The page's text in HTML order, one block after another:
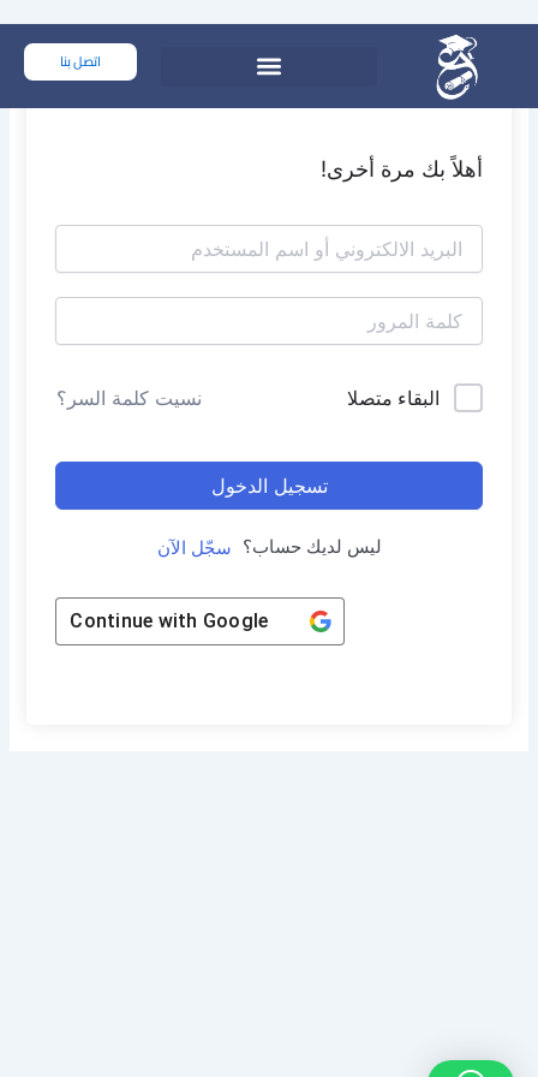
المحتوى
اتصل بنا
أهلاً بك مرة أخرى!
البقاء متصلا نسيت كلمة السر؟
تسجيل الدخول
ليس لديك حساب؟ سجّل الآن
Continue with Google